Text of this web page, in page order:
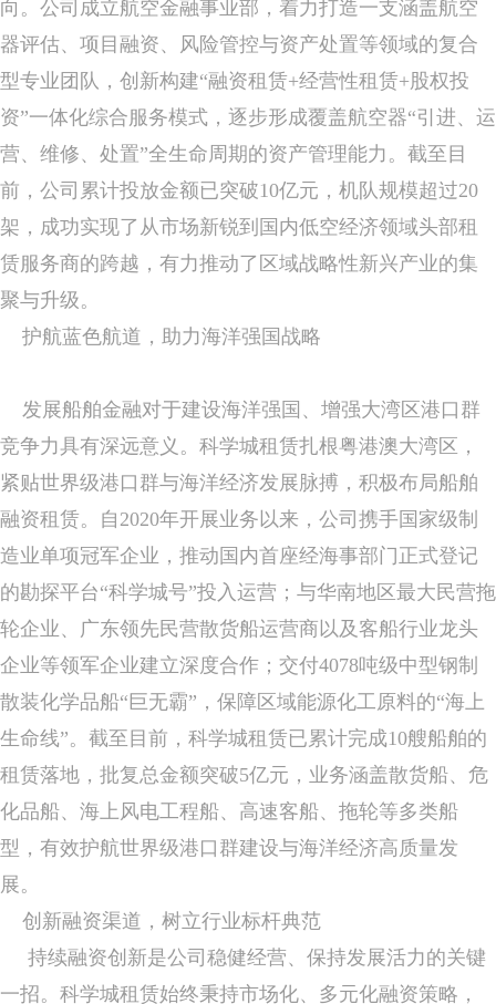
向。公司成立航空金融事业部，着力打造一支涵盖航空
器评估、项目融资、风险管控与资产处置等领域的复合
型专业团队，创新构建“融资租赁+经营性租赁+股权投
资”一体化综合服务模式，逐步形成覆盖航空器“引进、运
营、维修、处置”全生命周期的资产管理能力。截至目
前，公司累计投放金额已突破10亿元，机队规模超过20
架，成功实现了从市场新锐到国内低空经济领域头部租
赁服务商的跨越，有力推动了区域战略性新兴产业的集
聚与升级。
护航蓝色航道，助力海洋强国战略
发展船舶金融对于建设海洋强国、增强大湾区港口群
竞争力具有深远意义。科学城租赁扎根粤港澳大湾区，
紧贴世界级港口群与海洋经济发展脉搏，积极布局船舶
融资租赁。自2020年开展业务以来，公司携手国家级制
造业单项冠军企业，推动国内首座经海事部门正式登记
的勘探平台“科学城号”投入运营；与华南地区最大民营拖
轮企业、广东领先民营散货船运营商以及客船行业龙头
企业等领军企业建立深度合作；交付4078吨级中型钢制
散装化学品船“巨无霸”，保障区域能源化工原料的“海上
生命线”。截至目前，科学城租赁已累计完成10艘船舶的
租赁落地，批复总金额突破5亿元，业务涵盖散货船、危
化品船、海上风电工程船、高速客船、拖轮等多类船
型，有效护航世界级港口群建设与海洋经济高质量发
展。
创新融资渠道，树立行业标杆典范
持续融资创新是公司稳健经营、保持发展活力的关键
一招。科学城租赁始终秉持市场化、多元化融资策略，